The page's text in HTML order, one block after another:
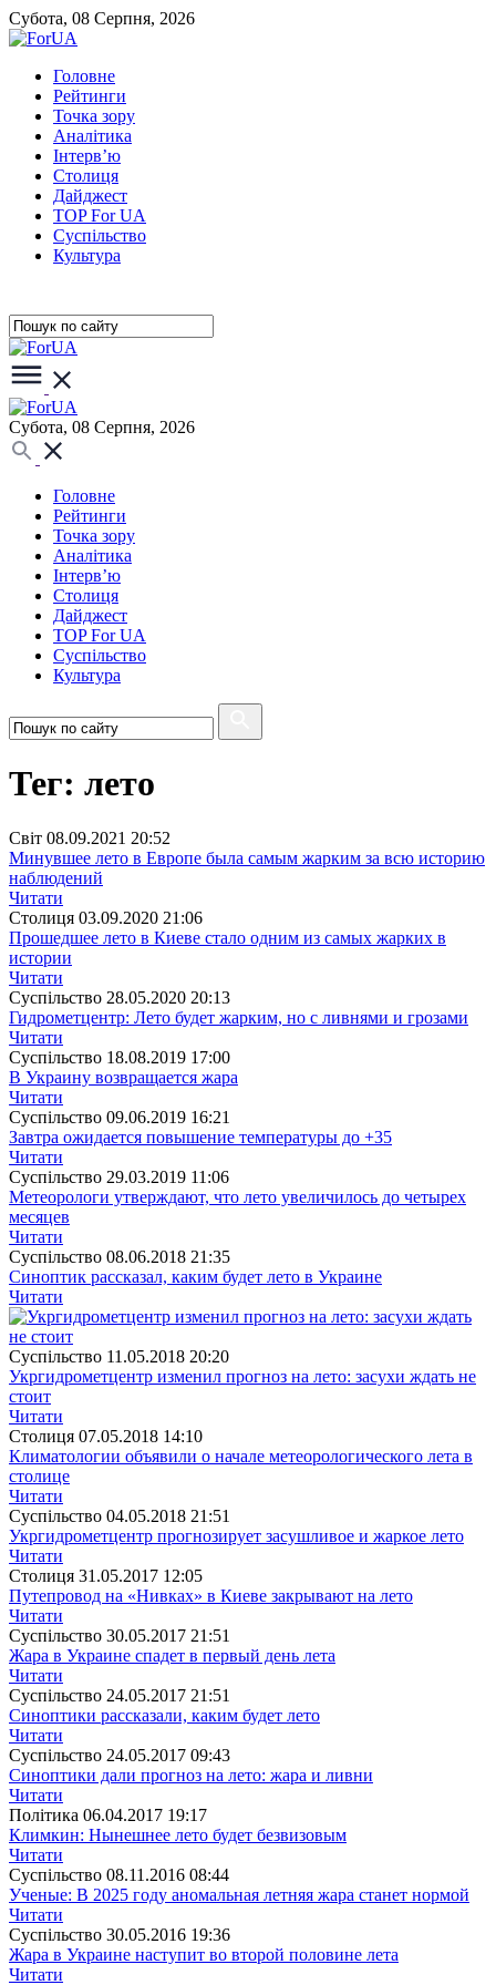
Субота, 08 Серпня, 2026
Головне
Рейтинги
Точка зору
Аналітика
Інтерв’ю
Столиця
Дайджест
TOP For UA
Суспiльство
Культура
Субота, 08 Серпня, 2026
Головне
Рейтинги
Точка зору
Аналітика
Інтерв’ю
Столиця
Дайджест
TOP For UA
Суспiльство
Культура
Тег: лето
Свiт 08.09.2021 20:52
Минувшее лето в Европе была самым жарким за всю историю
наблюдений
Читати
Столиця 03.09.2020 21:06
Прошедшее лето в Киеве стало одним из самых жарких в
истории
Читати
Суспiльство 28.05.2020 20:13
Гидрометцентр: Лето будет жарким, но с ливнями и грозами
Читати
Суспiльство 18.08.2019 17:00
В Украину возвращается жара
Читати
Суспiльство 09.06.2019 16:21
Завтра ожидается повышение температуры до +35
Читати
Суспiльство 29.03.2019 11:06
Метеорологи утверждают, что лето увеличилось до четырех
месяцев
Читати
Суспiльство 08.06.2018 21:35
Синоптик рассказал, каким будет лето в Украине
Читати
Суспiльство 11.05.2018 20:20
Укргидрометцентр изменил прогноз на лето: засухи ждать не
стоит
Читати
Столиця 07.05.2018 14:10
Климатологии объявили о начале метеорологического лета в
столице
Читати
Суспiльство 04.05.2018 21:51
Укргидрометцентр прогнозирует засушливое и жаркое лето
Читати
Столиця 31.05.2017 12:05
Путепровод на «Нивках» в Киеве закрывают на лето
Читати
Суспiльство 30.05.2017 21:51
Жара в Украине спадет в первый день лета
Читати
Суспiльство 24.05.2017 21:51
Синоптики рассказали, каким будет лето
Читати
Суспiльство 24.05.2017 09:43
Синоптики дали прогноз на лето: жара и ливни
Читати
Полiтика 06.04.2017 19:17
Климкин: Нынешнее лето будет безвизовым
Читати
Суспiльство 08.11.2016 08:44
Ученые: В 2025 году аномальная летняя жара станет нормой
Читати
Суспiльство 30.05.2016 19:36
Жара в Украине наступит во второй половине лета
Читати